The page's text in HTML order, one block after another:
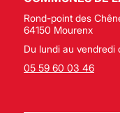
Rond-point des
64150 Mourenx
Du lundi au vendredi
05 59 60 03 46